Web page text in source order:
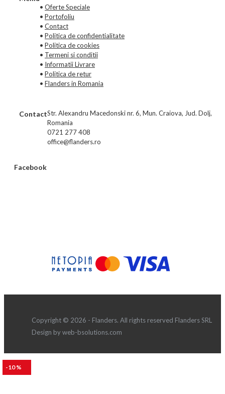
-10 %
• Oferte Speciale
• Portofoliu
• Contact
• Politica de confidentialitate
• Politica de cookies
• Termeni si conditii
• Informatii Livrare
• Politica de retur
• Flanders in Romania
ContactStr. Alexandru Macedonski nr. 6, Mun. Craiova, Jud. Dolj,
Romania
0721 277 408
office@flanders.ro
Facebook
Copyright © 2026 - Flanders. All rights reserved Flanders SRL
Design by web-bsolutions.com